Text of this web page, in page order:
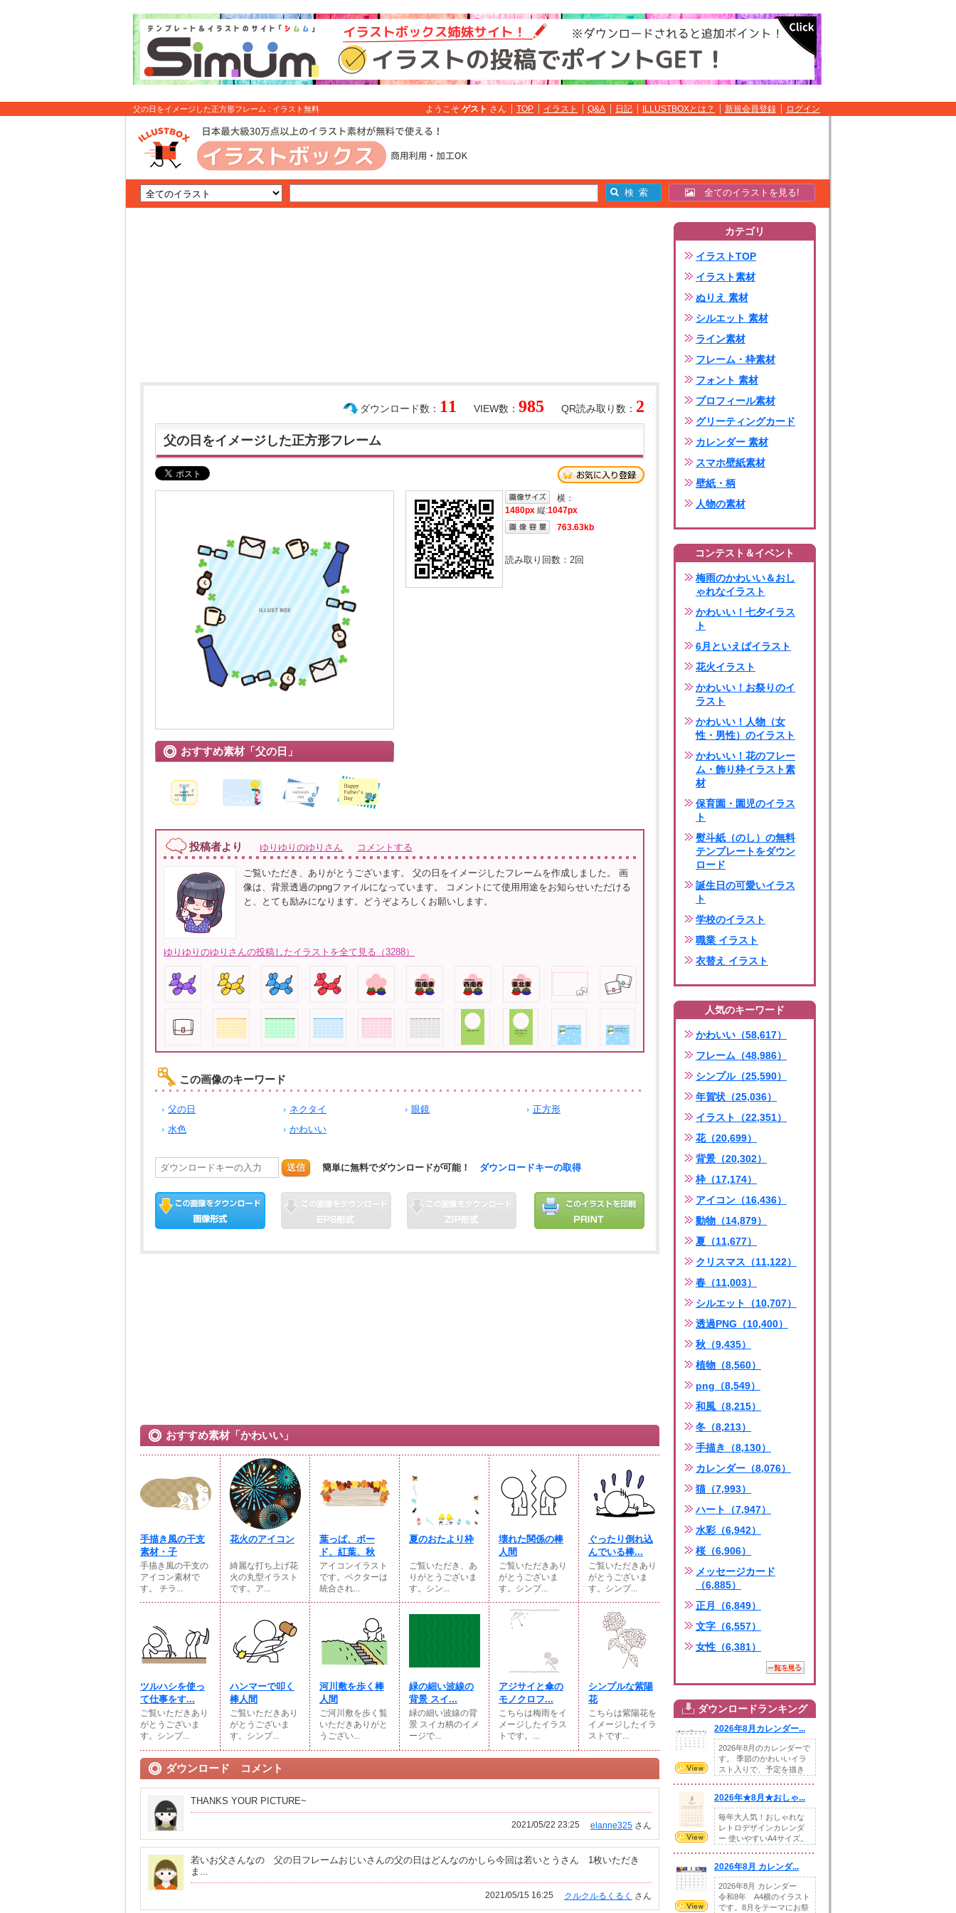
父の日をイメージした正方形フレーム : イラスト無料 ようこそ ゲスト さん TOP イラスト Q&A 日記 ILLUSTBOXとは？ 新規会員登録 ログイン
全てのイラストを見る!
QR読み取り数： 2
VIEW数： 985
ダウンロード数： 11
父の日をイメージした正方形フレーム
おすすめ素材「父の日」
横：
1480px 縦:1047px
763.63kb
読み取り回数： 2回
投稿者より ゆりゆりのゆりさん コメントする
ご覧いただき、ありがとうございます。 父の日をイメージしたフレームを作成しました。 画
像は、背景透過のpngファイルになっています。 コメントにて使用用途をお知らせいただける
と、とても励みになります。どうぞよろしくお願いします。
ゆりゆりのゆりさんの投稿したイラストを全て見る（3288）
この画像のキーワード
父の日 ネクタイ 眼鏡
正方形
水色
かわいい
送信 簡単に無料でダウンロードが可能！ ダウンロードキーの取得
おすすめ素材「かわいい」
手描き風の干支
素材・子
手描き風の干支の
アイコン素材で
す。 チラ...
花火のアイコン
綺麗な打ち上げ花
火の丸型イラスト
です。ア...
葉っぱ、ボー
ド、紅葉、秋
アイコンイラスト
です。ベクターは
統合され...
夏のおたより枠
ご覧いただき、あ
りがとうございま
す。シン...
壊れた関係の棒
人間
ご覧いただきあり
がとうございま
す。シンプ...
ぐったり倒れ込
んでいる棒...
ご覧いただきあり
がとうございま
す。シンプ...
ツルハシを使っ
て仕事をす...
ご覧いただきあり
がとうございま
す。シンプ...
ハンマーで叩く
棒人間
ご覧いただきあり
がとうございま
す。シンプ...
河川敷を歩く棒
人間
ご河川敷を歩く覧
いただきありがと
うござい...
緑の細い波線の
背景 スイ...
緑の細い波線の背
景 スイカ柄のイメ
ージで...
アジサイと傘の
モノクロフ...
こちらは梅雨をイ
メージしたイラス
トです。...
シンプルな紫陽
花
こちらは紫陽花を
イメージしたイラ
ストです...
ダウンロード コメント
THANKS YOUR PICTURE~
elanne325 さん
2021/05/22 23:25
若いお父さんなの 父の日フレームおじいさんの父の日はどんなのかしら今回は若いとうさん 1枚いただき
ま...
クルクルるくるく さん
2021/05/15 16:25
カテゴリ
イラストTOP
イラスト素材
ぬりえ 素材
シルエット 素材
ライン素材
フレーム・枠素材
フォント 素材
プロフィール素材
グリーティングカード
カレンダー 素材
スマホ壁紙素材
壁紙・柄
人物の素材
コンテスト＆イベント
梅雨のかわいい＆おし
ゃれなイラスト
かわいい！七夕イラス
ト
6月といえばイラスト
花火イラスト
かわいい！お祭りのイ
ラスト
かわいい！人物（女
性・男性）のイラスト
かわいい！花のフレー
ム・飾り枠イラスト素
材
保育園・園児のイラス
ト
熨斗紙（のし）の無料
テンプレートをダウン
ロード
誕生日の可愛いイラス
ト
学校のイラスト
職業 イラスト
衣替え イラスト
人気のキーワード
かわいい（58,617）
フレーム（48,986）
シンプル（25,590）
年賀状（25,036）
イラスト（22,351）
花（20,699）
背景（20,302）
枠（17,174）
アイコン（16,436）
動物（14,879）
夏（11,677）
クリスマス（11,122）
春（11,003）
シルエット（10,707）
透過PNG（10,400）
秋（9,435）
植物（8,560）
png（8,549）
和風（8,215）
冬（8,213）
手描き（8,130）
カレンダー（8,076）
猫（7,993）
ハート（7,947）
水彩（6,942）
桜（6,906）
メッセージカード
（6,885）
正月（6,849）
文字（6,557）
女性（6,381）
ダウンロードランキング
2026年8月カレンダー...
2026年8月のカレンダーで
す。 季節のかわいいイラ
スト入りで、予定を描き
2026年★8月★おしゃ...
毎年大人気！おしゃれな
レトロデザインカレンダ
ー 使いやすいA4サイズ。
2026年8月 カレンダ...
2026年8月 カレンダー
令和8年 A4横のイラスト
です。8月をテーマにお祭